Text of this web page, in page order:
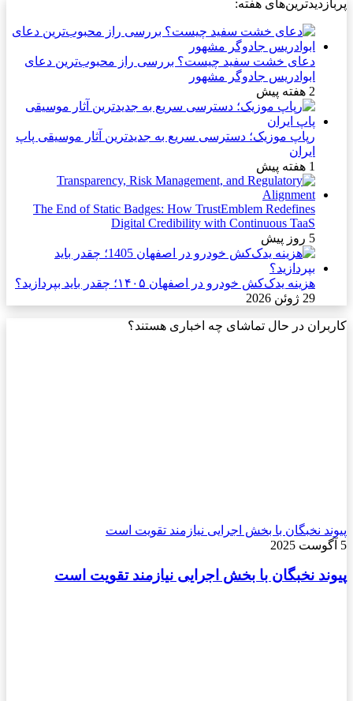
پربازدیدترین‌های هفته:
دعای خشت سفید چیست؟ بررسی راز محبوب‌ترین دعای
ابوادریس جادوگر مشهور
2 هفته پیش
رپاپ موزیک؛ دسترسی سریع به جدیدترین آثار موسیقی پاپ
ایران
1 هفته پیش
The End of Static Badges: How TrustEmblem Redefines
Digital Credibility with Continuous TaaS
5 روز پیش
هزینه یدک‌کش خودرو در اصفهان ۱۴۰۵؛ چقدر باید بپردازید؟
29 ژوئن 2026
کاربران در حال تماشای چه اخباری هستند؟
پیوند نخبگان با بخش اجرایی نیازمند تقویت است
5 آگوست 2025
پیوند نخبگان با بخش اجرایی نیازمند تقویت است